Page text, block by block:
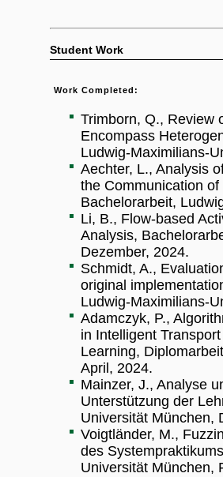
Student Work
Work Completed:
Trimborn, Q., Review
Encompass
Ludwig-Maximilians-
Aechter, L., Analysis
the Communication
Bachelorarbeit,
Li, B., Flow-based
Analysis,
Dezember, 2024.
Schmidt, A.,
original
Ludwig-Maximilians-
Adamczyk, P.,
in Intelligent
Learning,
April, 2024.
Mainzer, J., Analyse
Unterstützung der
Universität München,
Voigtländer, M.,
des
Universität München,